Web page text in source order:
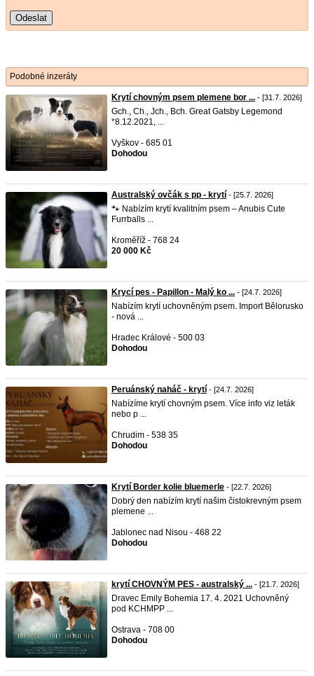
Odeslat
Podobné inzeráty
Krytí chovným psem plemene bor ... - [31.7. 2026]
Gch., Ch., Jch., Bch. Great Gatsby Legemond
*8.12.2021, ...
Vyškov - 685 01
Dohodou
Australský ovčák s pp - krytí - [25.7. 2026]
🐾 Nabízím krytí kvalitním psem – Anubis Cute
Furrballs ...
Kroměříž - 768 24
20 000 Kč
Krycí pes - Papillon - Malý ko ... - [24.7. 2026]
Nabízím krytí uchovněným psem. Import Bělorusko
- nová ...
Hradec Králové - 500 03
Dohodou
Peruánský naháč - krytí - [24.7. 2026]
Nabízíme krytí chovným psem. Více info viz leták
nebo p ...
Chrudim - 538 35
Dohodou
Krytí Border kolie bluemerle - [22.7. 2026]
Dobrý den nabízím krytí našim čistokrevným psem
plemene ...
Jablonec nad Nisou - 468 22
Dohodou
krytí CHOVNÝM PES - australský ... - [21.7. 2026]
Dravec Emily Bohemia 17. 4. 2021 Uchovněný
pod KCHMPP ...
Ostrava - 708 00
Dohodou